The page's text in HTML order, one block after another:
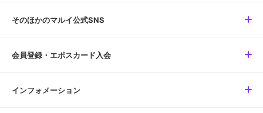
そのほかのマルイ公式SNS
会員登録・エポスカード入会
インフォメーション